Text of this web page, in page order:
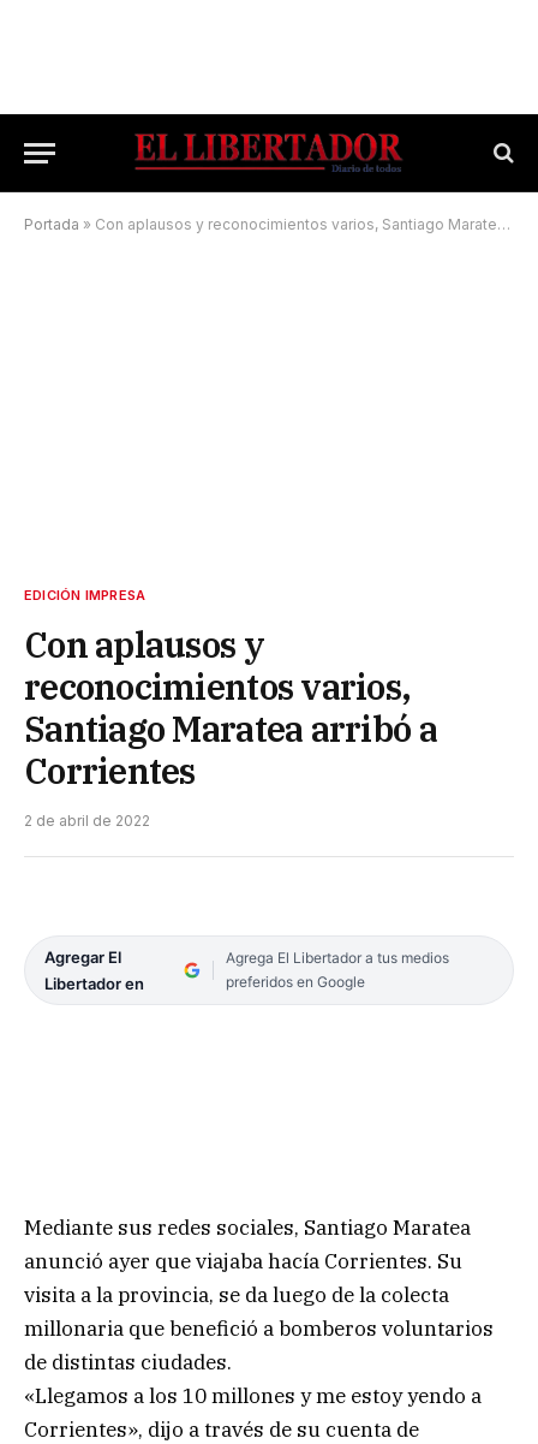
Portada » Con aplausos y reconocimientos varios, Santiago Maratea arribó a Corrientes
EDICIÓN IMPRESA
Con aplausos y
reconocimientos varios,
Santiago Maratea arribó a
Corrientes
2 de abril de 2022
Agregar El
Libertador en
Agrega El Libertador a tus medios
preferidos en Google
Mediante sus redes sociales, Santiago Maratea
anunció ayer que viajaba hacía Corrientes. Su
visita a la provincia, se da luego de la colecta
millonaria que benefició a bomberos voluntarios
de distintas ciudades.
«Llegamos a los 10 millones y me estoy yendo a
Corrientes», dijo a través de su cuenta de